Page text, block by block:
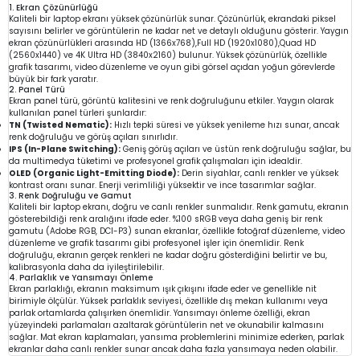
1. Ekran Çözünürlüğü
Kaliteli bir laptop ekranı yüksek çözünürlük sunar. Çözünürlük, ekrandaki piksel
sayısını belirler ve görüntülerin ne kadar net ve detaylı olduğunu gösterir. Yaygın
ekran çözünürlükleri arasında HD (1366x768),Full HD (1920x1080),Quad HD
(2560x1440) ve 4K Ultra HD (3840x2160) bulunur. Yüksek çözünürlük, özellikle
grafik tasarımı, video düzenleme ve oyun gibi görsel açıdan yoğun görevlerde
büyük bir fark yaratır.
2. Panel Türü
Ekran panel türü, görüntü kalitesini ve renk doğruluğunu etkiler. Yaygın olarak
kullanılan panel türleri şunlardır:
TN (Twisted Nematic): Hızlı tepki süresi ve yüksek yenileme hızı sunar, ancak
renk doğruluğu ve görüş açıları sınırlıdır.
IPS (In-Plane Switching): Geniş görüş açıları ve üstün renk doğruluğu sağlar, bu
da multimedya tüketimi ve profesyonel grafik çalışmaları için idealdir.
OLED (Organic Light-Emitting Diode): Derin siyahlar, canlı renkler ve yüksek
kontrast oranı sunar. Enerji verimliliği yüksektir ve ince tasarımlar sağlar.
3. Renk Doğruluğu ve Gamut
Kaliteli bir laptop ekranı, doğru ve canlı renkler sunmalıdır. Renk gamutu, ekranın
gösterebildiği renk aralığını ifade eder. %100 sRGB veya daha geniş bir renk
gamutu (Adobe RGB, DCI-P3) sunan ekranlar, özellikle fotoğraf düzenleme, video
düzenleme ve grafik tasarımı gibi profesyonel işler için önemlidir. Renk
doğruluğu, ekranın gerçek renkleri ne kadar doğru gösterdiğini belirtir ve bu,
kalibrasyonla daha da iyileştirilebilir.
4. Parlaklık ve Yansımayı Önleme
Ekran parlaklığı, ekranın maksimum ışık çıkışını ifade eder ve genellikle nit
birimiyle ölçülür. Yüksek parlaklık seviyesi, özellikle dış mekan kullanımı veya
parlak ortamlarda çalışırken önemlidir. Yansımayı önleme özelliği, ekran
yüzeyindeki parlamaları azaltarak görüntülerin net ve okunabilir kalmasını
sağlar. Mat ekran kaplamaları, yansıma problemlerini minimize ederken, parlak
ekranlar daha canlı renkler sunar ancak daha fazla yansımaya neden olabilir.